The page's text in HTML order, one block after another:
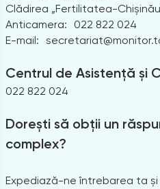
Clădirea „Fertilitatea-
Anticamera:
022 822 024
E-mail:
Centrul de Asistență și
022 822 024
Dorești să obții un
complex?
Expediază-ne întrebarea ta